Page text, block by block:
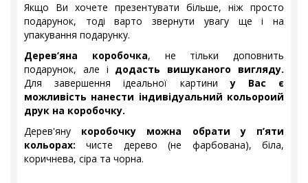
Якщо Ви хочете презентувати більше, ніж просто
подарунок, тоді варто звернути увагу ще і на
упакування подарунку.
Дерев’яна коробочка, не тільки доповнить
подарунок, але і додасть вишуканого вигляду.
Для завершення ідеальної картиниу Вас є
можливість нанести індивідуальний кольороий
друк на коробочку.
Дерев'яну коробочку можна обрати у п’яти
кольорах: чисте дерево (не фарбована), біла,
коричнева, сіра та чорна.